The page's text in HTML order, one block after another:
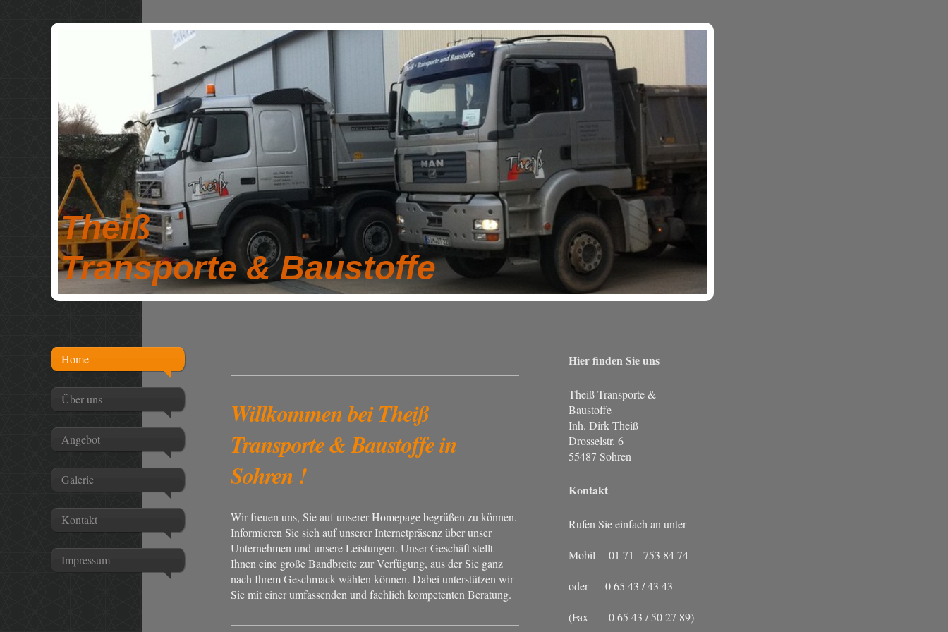
Theiß
Transporte & Baustoffe
Home
Über uns
Angebot
Galerie
Kontakt
Impressum
Willkommen bei Theiß
Transporte & Baustoffe in
Sohren !
Wir freuen uns, Sie auf unserer Homepage begrüßen zu können.
Informieren Sie sich auf unserer Internetpräsenz über unser
Unternehmen und unsere Leistungen. Unser Geschäft stellt
Ihnen eine große Bandbreite zur Verfügung, aus der Sie ganz
nach Ihrem Geschmack wählen können. Dabei unterstützen wir
Sie mit einer umfassenden und fachlich kompetenten Beratung.
Hier finden Sie uns
Theiß Transporte &
Baustoffe
Inh. Dirk Theiß
Drosselstr. 6
55487 Sohren
Kontakt
Rufen Sie einfach an unter
Mobil 01 71 - 753 84 74
oder 0 65 43 / 43 43
(Fax 0 65 43 / 50 27 89)